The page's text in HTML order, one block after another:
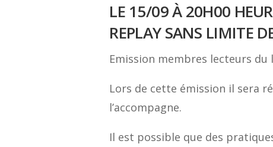
LE 15/09 À 20H00
REPLAY SANS LIMITE
Emission membres lecteurs du
Lors de cette émission il sera
l’accompagne.
Il est possible que des